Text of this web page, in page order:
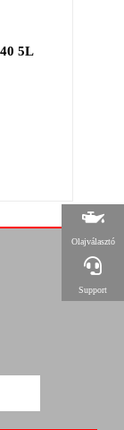
5L
Olajválasztó
Support